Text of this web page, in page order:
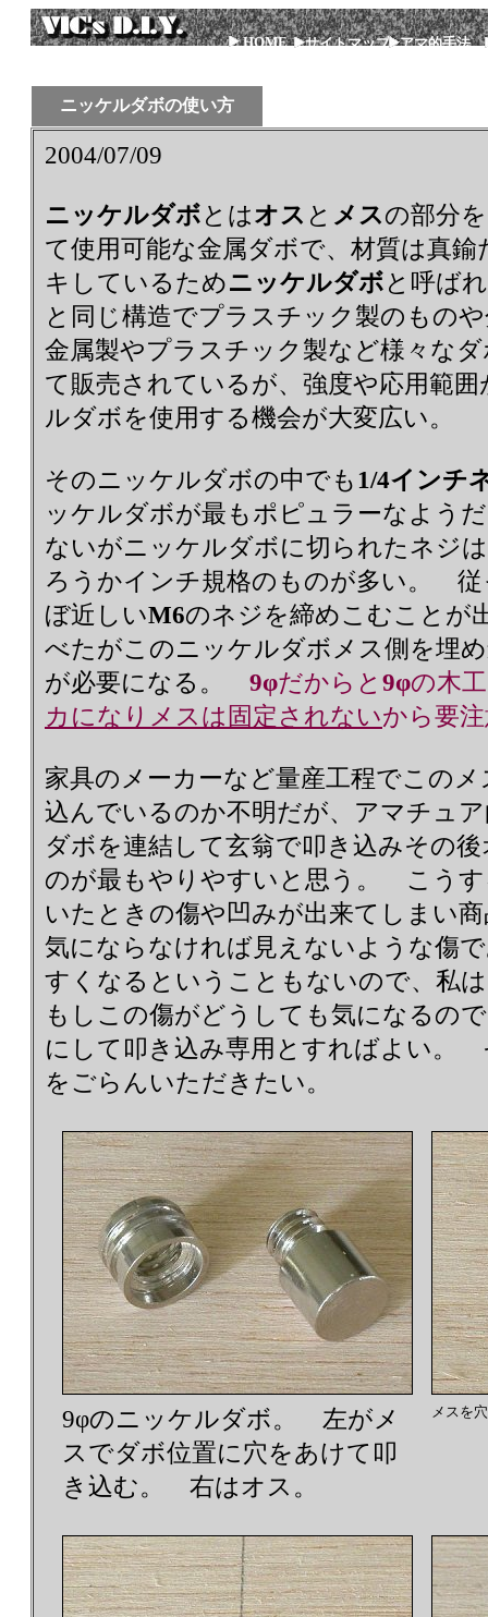
HOME サイトマップ アマ的手法
ニッケルダボの使い方
2004/07/09
ニッケルダボ とはオス と メスの部分
て使用可能な金属ダボで、材質は真
キしているためニッケルダボ と呼ば
と同じ構造でプラスチック製のもの
金属製やプラスチック製など様々な
て販売されているが、強度や応用範
ルダボを使用する機会が大変広い。
そのニッケルダボの中でも 1/4インチ
ッケルダボが最もポピュラーなよう
ないがニッケルダボに切られたネジ
ろうかインチ規格のものが多い。
ぼ近しいM6のネジを締めこむこと
べたがこのニッケルダボメス側を埋
が必要になる。 9φだからと 9φの木
カになりメスは固定されないから要
家具のメーカーなど量産工程でこの
込んでいるのか不明だが、アマチュ
ダボを連結して玄翁で叩き込みその
のが最もやりやすいと思う。 こう
いたときの傷や凹みが出来てしまい
気にならなければ見えないような傷
すくなるということもないので、
もしこの傷がどうしても気になるの
にして叩き込み専用とすればよい。
をごらんいただきたい。
9φのニッケルダボ。 左がメ
スでダボ位置に穴をあけて叩
き込む。 右はオス。
メスを